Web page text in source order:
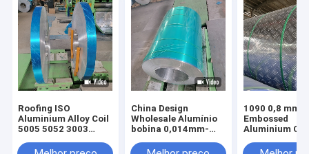
Roofing ISO
Aluminium Alloy Coil
5005 5052 3003
China Design
Wholesale Alumínio
bobina 0,014mm-
bobina de alumínio
1090 0,8 mm
Embossed
Aluminium